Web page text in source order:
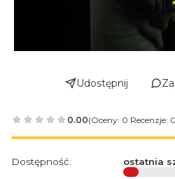
Udostępnij
0.00(Oceny: 0 Recenzje:
Dostępność: ostatnia